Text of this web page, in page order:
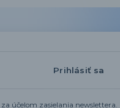
Prihlásiť sa
za účelom zasielania newslettera.